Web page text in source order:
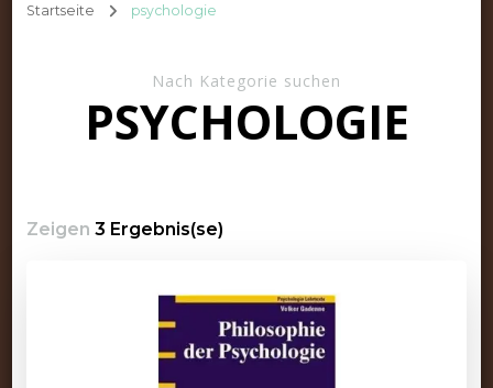
Startseite psychologie
Nach Kategorie suchen
PSYCHOLOGIE
Zeigen 3 Ergebnis(se)